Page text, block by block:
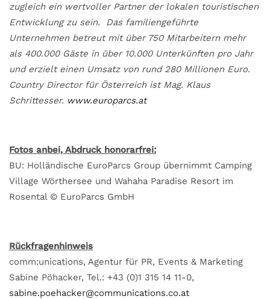
zugleich ein wertvoller Partner der lokalen touristischen
Entwicklung zu sein. Das familiengeführte
Unternehmen betreut mit über 750 Mitarbeitern mehr
als 400.000 Gäste in über 10.000 Unterkünften pro Jahr
und erzielt einen Umsatz von rund 280 Millionen Euro.
Country Director für Österreich ist Mag. Klaus
Schrittesser. www.europarcs.at
Fotos anbei, Abdruck honorarfrei:
BU: Holländische EuroParcs Group übernimmt Camping
Village Wörthersee und Wahaha Paradise Resort im
Rosental © EuroParcs GmbH
Rückfragenhinweis
comm:unications, Agentur für PR, Events & Marketing
Sabine Pöhacker, Tel.: +43 (0)1 315 14 11-0,
sabine.poehacker@communications.co.at